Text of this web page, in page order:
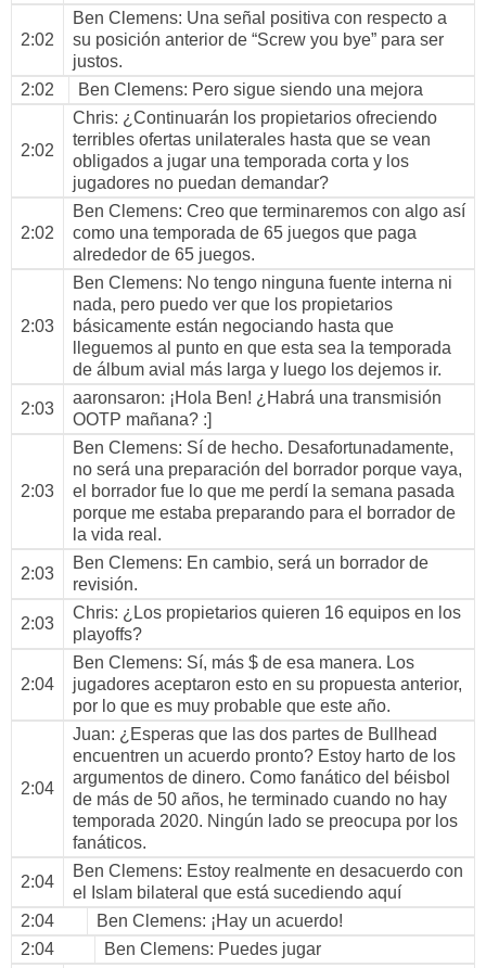
2:02
Ben Clemens: Una señal positiva con respecto a
su posición anterior de “Screw you bye” para ser
justos.
2:02
Ben Clemens: Pero sigue siendo una mejora
2:02
Chris: ¿Continuarán los propietarios ofreciendo
terribles ofertas unilaterales hasta que se vean
obligados a jugar una temporada corta y los
jugadores no puedan demandar?
2:02
Ben Clemens: Creo que terminaremos con algo así
como una temporada de 65 juegos que paga
alrededor de 65 juegos.
2:03
Ben Clemens: No tengo ninguna fuente interna ni
nada, pero puedo ver que los propietarios
básicamente están negociando hasta que
lleguemos al punto en que esta sea la temporada
de álbum avial más larga y luego los dejemos ir.
2:03
aaronsaron: ¡Hola Ben! ¿Habrá una transmisión
OOTP mañana? :]
2:03
Ben Clemens: Sí de hecho. Desafortunadamente,
no será una preparación del borrador porque vaya,
el borrador fue lo que me perdí la semana pasada
porque me estaba preparando para el borrador de
la vida real.
2:03
Ben Clemens: En cambio, será un borrador de
revisión.
2:03
Chris: ¿Los propietarios quieren 16 equipos en los
playoffs?
2:04
Ben Clemens: Sí, más $ de esa manera. Los
jugadores aceptaron esto en su propuesta anterior,
por lo que es muy probable que este año.
2:04
Juan: ¿Esperas que las dos partes de Bullhead
encuentren un acuerdo pronto? Estoy harto de los
argumentos de dinero. Como fanático del béisbol
de más de 50 años, he terminado cuando no hay
temporada 2020. Ningún lado se preocupa por los
fanáticos.
2:04
Ben Clemens: Estoy realmente en desacuerdo con
el Islam bilateral que está sucediendo aquí
2:04
Ben Clemens: ¡Hay un acuerdo!
2:04
Ben Clemens: Puedes jugar